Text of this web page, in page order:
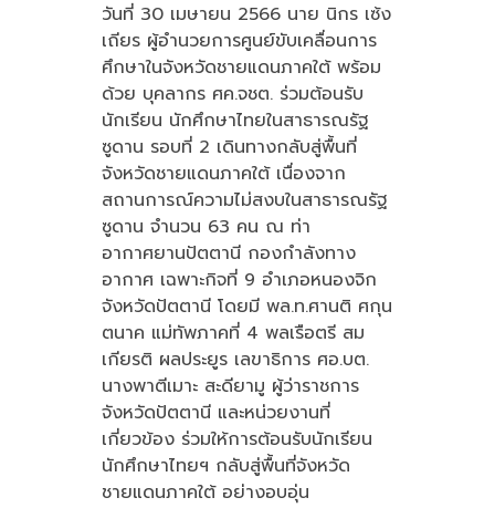
วันที่ 30 เมษายน 2566 นาย นิกร เซ้ง
เถียร ผู้อำนวยการศูนย์ขับเคลื่อนการ
ศึกษาในจังหวัดชายแดนภาคใต้ พร้อม
ด้วย บุคลากร ศค.จชต. ร่วมต้อนรับ
นักเรียน นักศึกษาไทยในสาธารณรัฐ
ซูดาน รอบที่ 2 เดินทางกลับสู่พื้นที่
จังหวัดชายแดนภาคใต้ เนื่องจาก
สถานการณ์ความไม่สงบในสาธารณรัฐ
ซูดาน จำนวน 63 คน ณ ท่า
อากาศยานปัตตานี กองกำลังทาง
อากาศ เฉพาะกิจที่ 9 อำเภอหนองจิก
จังหวัดปัตตานี โดยมี พล.ท.ศานติ ศกุน
ตนาค แม่ทัพภาคที่ 4 พลเรือตรี สม
เกียรติ ผลประยูร เลขาธิการ ศอ.บต.
นางพาตีเมาะ สะดียามู ผู้ว่าราชการ
จังหวัดปัตตานี และหน่วยงานที่
เกี่ยวข้อง ร่วมให้การต้อนรับนักเรียน
นักศึกษาไทยฯ กลับสู่พื้นที่จังหวัด
ชายแดนภาคใต้ อย่างอบอุ่น